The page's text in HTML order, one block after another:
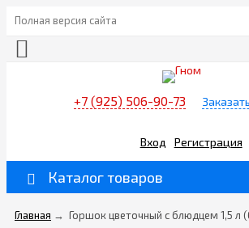
Полная версия сайта
+7 (925) 506-90-73
Вход Регистрация
Каталог товаров
Главная → Горшок цветочный с блюдцем 1,5